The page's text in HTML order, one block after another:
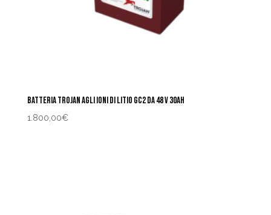
BATTERIA TROJAN AGLI IONI DI LITIO GC2 DA 48 V 30AH
1.800,00€